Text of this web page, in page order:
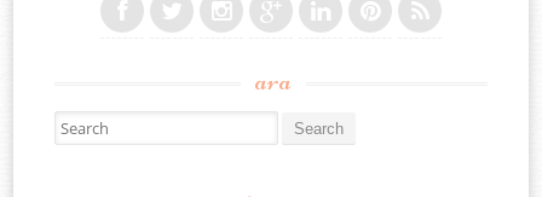
ara
Search for: